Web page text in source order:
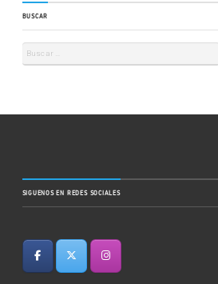
BUSCAR
SIGUENOS EN REDES SOCIALES